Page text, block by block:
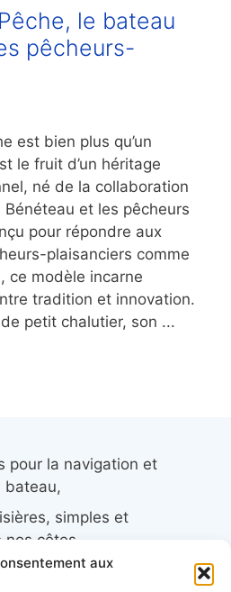
aux
le bateau
pêcheurs-
est bien plus qu’un
le fruit d’un héritage
né de la collaboration
et les pêcheurs
pour répondre aux
plaisanciers comme
ce modèle incarne
tradition et innovation.
petit chalutier, son ...
pour la navigation et
bateau,
simples et
côtes.
d'hier et aujourd'hui.